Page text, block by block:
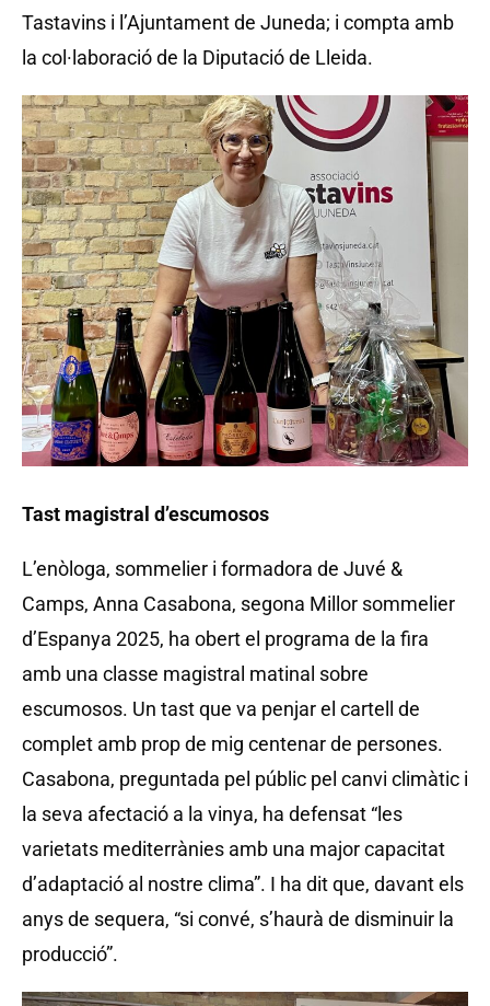
Tastavins i l’Ajuntament de Juneda; i compta amb
la col·laboració de la Diputació de Lleida.
Tast magistral d’escumosos
L’enòloga, sommelier i formadora de Juvé &
Camps, Anna Casabona, segona Millor sommelier
d’Espanya 2025, ha obert el programa de la fira
amb una classe magistral matinal sobre
escumosos. Un tast que va penjar el cartell de
complet amb prop de mig centenar de persones.
Casabona, preguntada pel públic pel canvi climàtic i
la seva afectació a la vinya, ha defensat “les
varietats mediterrànies amb una major capacitat
d’adaptació al nostre clima”. I ha dit que, davant els
anys de sequera, “si convé, s’haurà de disminuir la
producció”.